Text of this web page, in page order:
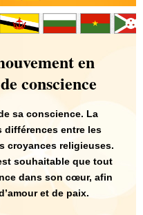
en
conscience
sa conscience. La
différences entre les
croyances religieuses.
souhaitable que tout
dans son cœur, afin
et de paix.